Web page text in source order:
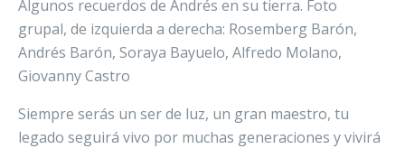
Algunos recuerdos de Andrés en su tierra. Foto
grupal, de izquierda a derecha: Rosemberg Barón,
Andrés Barón, Soraya Bayuelo, Alfredo Molano,
Giovanny Castro
Siempre serás un ser de luz, un gran maestro, tu
legado seguirá vivo por muchas generaciones y vivirá